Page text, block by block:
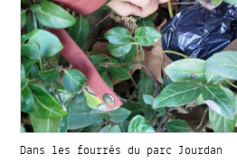
Dans les fourrés du parc Jourdan